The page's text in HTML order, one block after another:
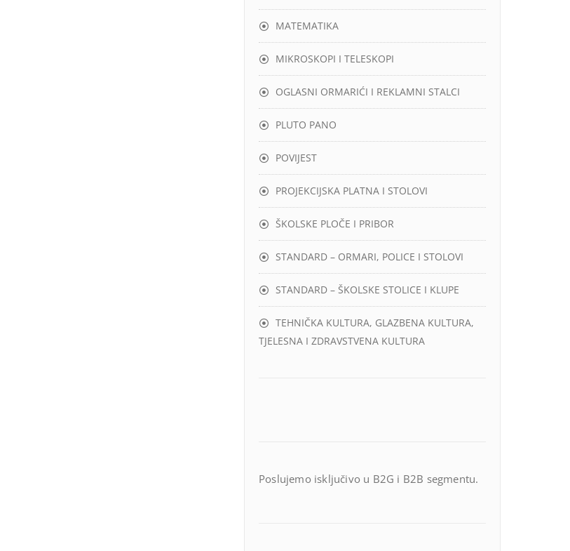
MATEMATIKA
MIKROSKOPI I TELESKOPI
OGLASNI ORMARIĆI I REKLAMNI STALCI
PLUTO PANO
POVIJEST
PROJEKCIJSKA PLATNA I STOLOVI
ŠKOLSKE PLOČE I PRIBOR
STANDARD – ORMARI, POLICE I STOLOVI
STANDARD – ŠKOLSKE STOLICE I KLUPE
TEHNIČKA KULTURA, GLAZBENA KULTURA,
TJELESNA I ZDRAVSTVENA KULTURA
Poslujemo isključivo u B2G i B2B segmentu.